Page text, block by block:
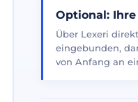
Optional:
Über Lexeri
eingebunden,
von Anfang an